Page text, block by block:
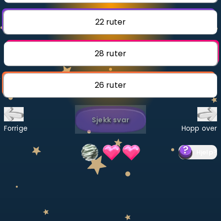
Bestill privatundervisning
Inviter en venn
Velg læreplan
22 ruter
28 ruter
26 ruter
Forrige
Sjekk svar
Hopp over
?